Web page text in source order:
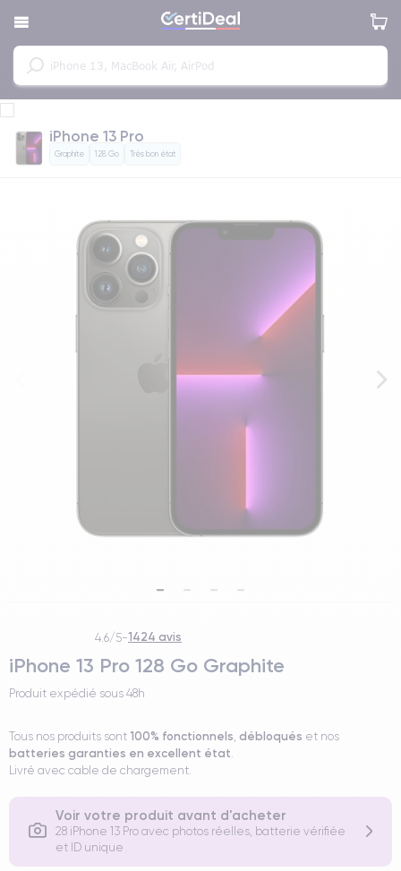
iPhone 13 Pro
Graphite 128 Go Très bon état
4.6/5-1424 avis
iPhone 13 Pro 128 Go Graphite
Produit expédié sous 48h
Tous nos produits sont 100% fonctionnels, débloqués et nos
batteries garanties en excellent état.
Livré avec cable de chargement.
Voir votre produit avant d'acheter
28 iPhone 13 Pro avec photos réelles, batterie vérifiée
et ID unique